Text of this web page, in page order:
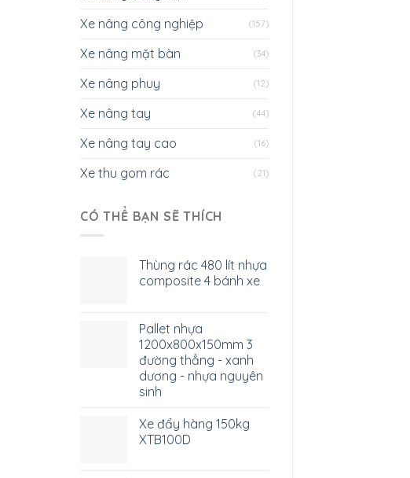
Xe nâng công nghiệp (157)
Xe nâng mặt bàn (34)
Xe nâng phuy (12)
Xe nâng tay (44)
Xe nâng tay cao (16)
Xe thu gom rác (21)
CÓ THỂ BẠN SẼ THÍCH
Thùng rác 480 lít nhựa
composite 4 bánh xe
Pallet nhựa
1200x800x150mm 3
đường thẳng - xanh
dương - nhựa nguyên
sinh
Xe đẩy hàng 150kg
XTB100D